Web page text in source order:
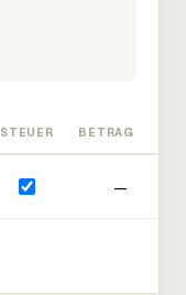
STEUER BETRAG
—